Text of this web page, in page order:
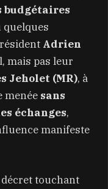
budgétaires
quelques
Adrien
mais pas leur
Jeholet (MR), à
menée sans
échanges,
manifeste
décret touchant